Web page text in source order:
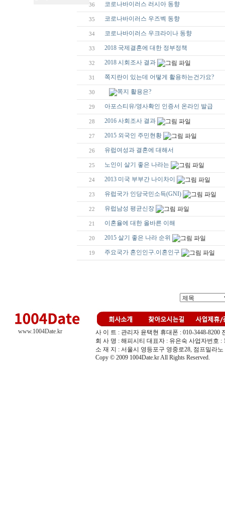
36 코로나바이러스 러시아 동향
35 코로나바이러스 우즈벡 동향
34 코로나바이러스 우크라이나 동향
33 2018 국제결혼에 대한 정부정책
32 2018 시회조사 결과
31 쪽지란이 있는데 어떻게 활용하는건가요?
30 쪽지 활용은?
29 아포스티유/영사확인 인증서 온라인 발급
28 2016 사회조사 결과
27 2015 외국인 주민현황
26 유럽여성과 결혼에 대해서
25 노인이 살기 좋은 나라는
24 2013 미국 부부간 나이차이
23 유럽국가 인당국민소득(GNI)
22 유럽남성 평균신장
21 이혼율에 대한 올바른 이해
20 2015 살기 좋은 나라 순위
19 주요국가 혼인인구.이혼인구
사 이 트 : 관리자 윤택현 휴대폰 : 010-3448-8200
회 사 명 : 해피시티 대표자 : 유은숙 사업자번호 :
소 재 지 : 서울시 영등포구 영중로28, 점프밀라노
Copy © 2009 1004Date.kr All Rights Reserved.
www.1004Date.kr